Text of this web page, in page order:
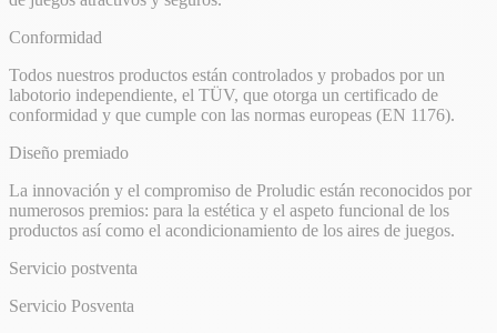
Conformidad
Todos nuestros productos están controlados y probados por un
labotorio independiente, el TÜV, que otorga un certificado de
conformidad y que cumple con las normas europeas (EN 1176).
Diseño premiado
La innovación y el compromiso de Proludic están reconocidos por
numerosos premios: para la estética y el aspeto funcional de los
productos así como el acondicionamiento de los aires de juegos.
Servicio postventa
Servicio Posventa